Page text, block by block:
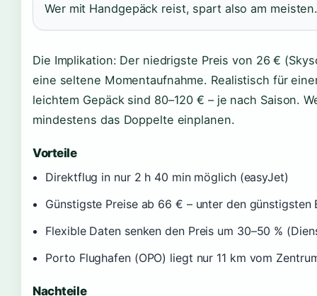
Wer mit Handgepäck reist, spart also am
Die Implikation: Der niedrigste Preis von 26 €
eine seltene Momentaufnahme. Realistisch für
leichtem Gepäck sind 80–120 € – je nach Saison.
mindestens das Doppelte einplanen.
Vorteile
Direktflug in nur 2 h 40 min möglich (easyJet)
Günstigste Preise ab 66 € – unter den
Flexible Daten senken den Preis um 30–50 %
Porto Flughafen (OPO) liegt nur 11 km vom
Nachteile